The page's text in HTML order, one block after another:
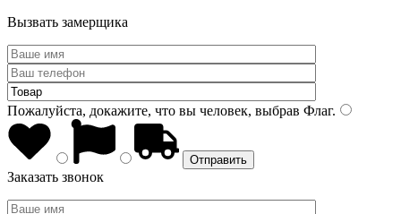
Вызвать замерщика
Пожалуйста, докажите, что вы человек, выбрав Флаг.
Заказать звонок